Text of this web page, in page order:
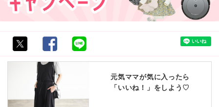
元気ママが気に入ったら
「いいね！」をしよう♡